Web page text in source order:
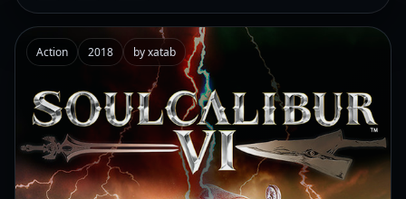
Action 2018 by xatab